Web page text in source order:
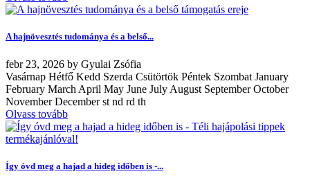
A hajnövesztés tudománya és a belső...
febr 23, 2026 by Gyulai Zsófia
Vasárnap Hétfő Kedd Szerda Csütörtök Péntek Szombat January
February March April May June July August September October
November December st nd rd th
Olvass tovább
Így óvd meg a hajad a hideg időben is -...